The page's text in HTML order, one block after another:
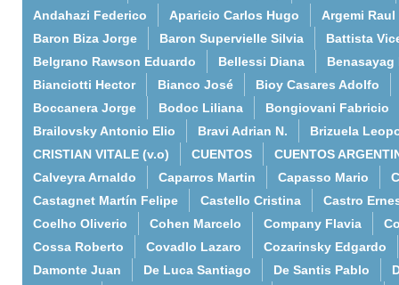
Andahazi Federico
Aparicio Carlos Hugo
Argemi Raul
Baron Biza Jorge
Baron Supervielle Silvia
Battista
Belgrano Rawson Eduardo
Bellessi Diana
Benasayag
Bianciotti Hector
Bianco José
Bioy Casares Adolfo
Boccanera Jorge
Bodoc Liliana
Bongiovani Fabricio
Brailovsky Antonio Elio
Bravi Adrian N.
Brizuela
CRISTIAN VITALE (v.o)
CUENTOS
CUENTOS
Calveyra Arnaldo
Caparros Martin Capasso Mario
Castagnet Martín Felipe
Castello Cristina
Castro
Coelho Oliverio
Cohen Marcelo Company Flavia
Cossa Roberto
Covadlo Lazaro
Cozarinsky Edgardo
Damonte Juan
De Luca Santiago De Santis Pablo